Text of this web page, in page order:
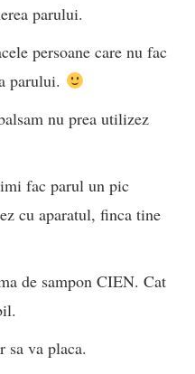
parului.
persoane care nu fac
parului.
nu prea utilizez
fac parul un pic
cu aparatul, finca tine
de sampon CIEN. Cat
sa va placa.